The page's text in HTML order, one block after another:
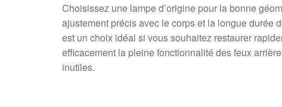
Choisissez une lampe d’origine pour la bonne
ajustement précis avec le corps et la longue durée
est un choix idéal si vous souhaitez restaurer
efficacement la pleine fonctionnalité des feux
inutiles.